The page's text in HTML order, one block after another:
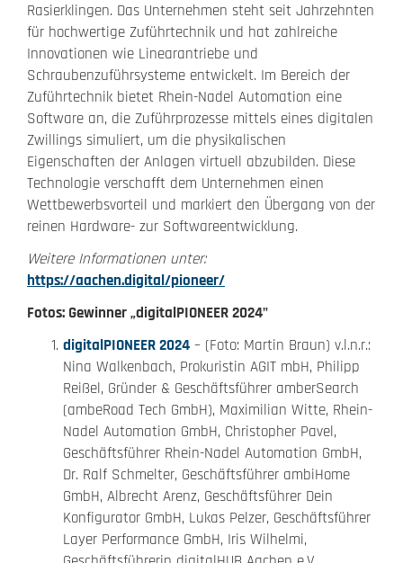
Rasierklingen. Das Unternehmen steht seit Jahrzehnten
für hochwertige Zuführtechnik und hat zahlreiche
Innovationen wie Linearantriebe und
Schraubenzuführsysteme entwickelt. Im Bereich der
Zuführtechnik bietet Rhein-Nadel Automation eine
Software an, die Zuführprozesse mittels eines digitalen
Zwillings simuliert, um die physikalischen
Eigenschaften der Anlagen virtuell abzubilden. Diese
Technologie verschafft dem Unternehmen einen
Wettbewerbsvorteil und markiert den Übergang von der
reinen Hardware- zur Softwareentwicklung.
Weitere Informationen unter:
https://aachen.digital/pioneer/
Fotos: Gewinner „digitalPIONEER2024"
digitalPIONEER 2024 – (Foto: Martin Braun) v.l.n.r.:
Nina Walkenbach, Prokuristin AGIT mbH, Philipp
Reißel, Gründer & Geschäftsführer amberSearch
(ambeRoad Tech GmbH), Maximilian Witte, Rhein-
Nadel Automation GmbH, Christopher Pavel,
Geschäftsführer Rhein-Nadel Automation GmbH,
Dr. Ralf Schmelter, Geschäftsführer ambiHome
GmbH, Albrecht Arenz, Geschäftsführer Dein
Konfigurator GmbH, Lukas Pelzer, Geschäftsführer
Layer Performance GmbH, Iris Wilhelmi,